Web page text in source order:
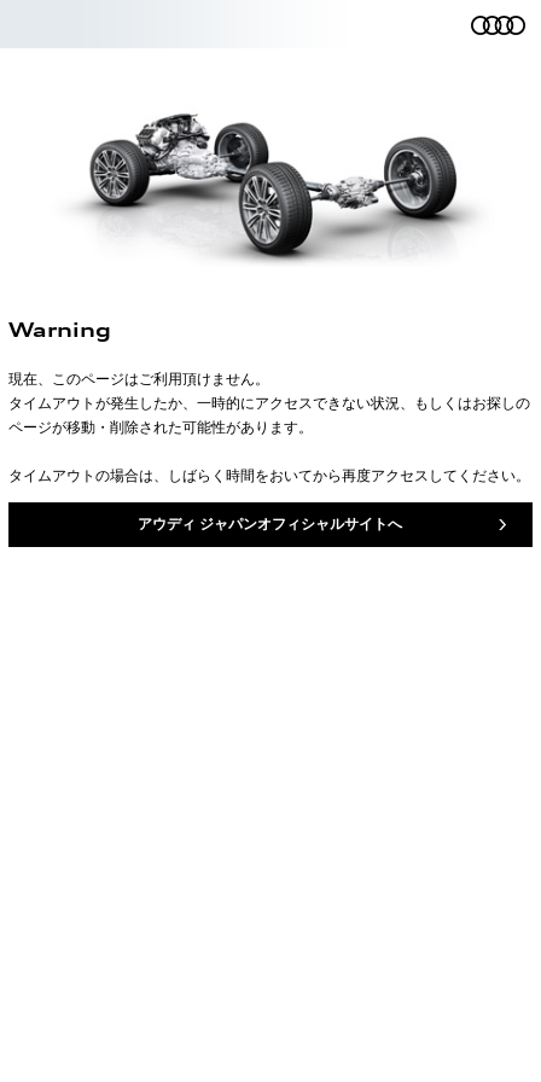
Warning
現在、このページはご利用頂けません。
タイムアウトが発生したか、一時的にアクセスできない状況、もしくはお探しの
ページが移動・削除された可能性があります。
タイムアウトの場合は、しばらく時間をおいてから再度アクセスしてください。
アウディ ジャパンオフィシャルサイトへ